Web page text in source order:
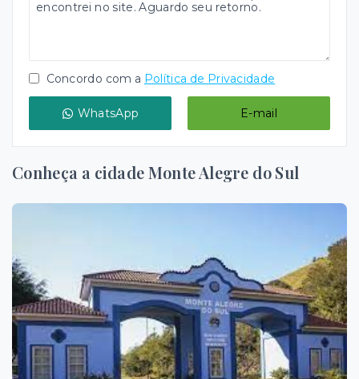
Concordo com a Política de Privacidade
WhatsApp E-mail
Conheça a cidade Monte Alegre do Sul